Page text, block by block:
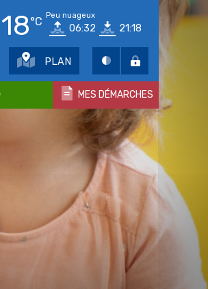
18°C Peu nuageux
06:32 21:18
PLAN
MES DÉMARCHES